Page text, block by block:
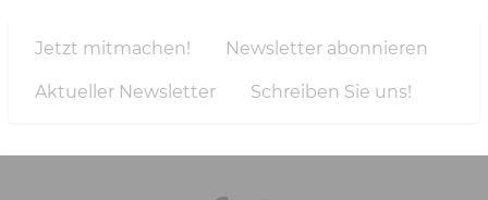
Tools
Jetzt mitmachen! Newsletter abonnieren
Aktueller Newsletter Schreiben Sie uns!